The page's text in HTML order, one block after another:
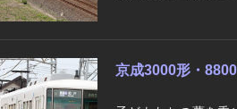
京成3000形・